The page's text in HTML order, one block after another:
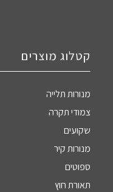
קטלוג מוצרים
מנורות תלייה
צמודי תקרה
שקועים
מנורות קיר
ספוטים
תאורת חוץ